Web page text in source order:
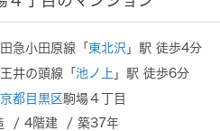
急小田原線「東北沢 」駅 徒歩4分
井の頭線「池ノ上 」駅 徒歩6分
都目黒区 駒場４丁目
/ 4階建 / 築37年